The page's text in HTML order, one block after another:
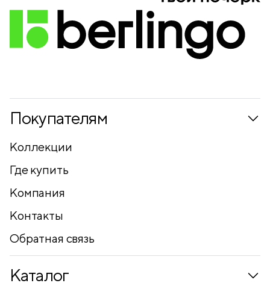
Покупателям
Коллекции
Где купить
Компания
Контакты
Обратная связь
Каталог